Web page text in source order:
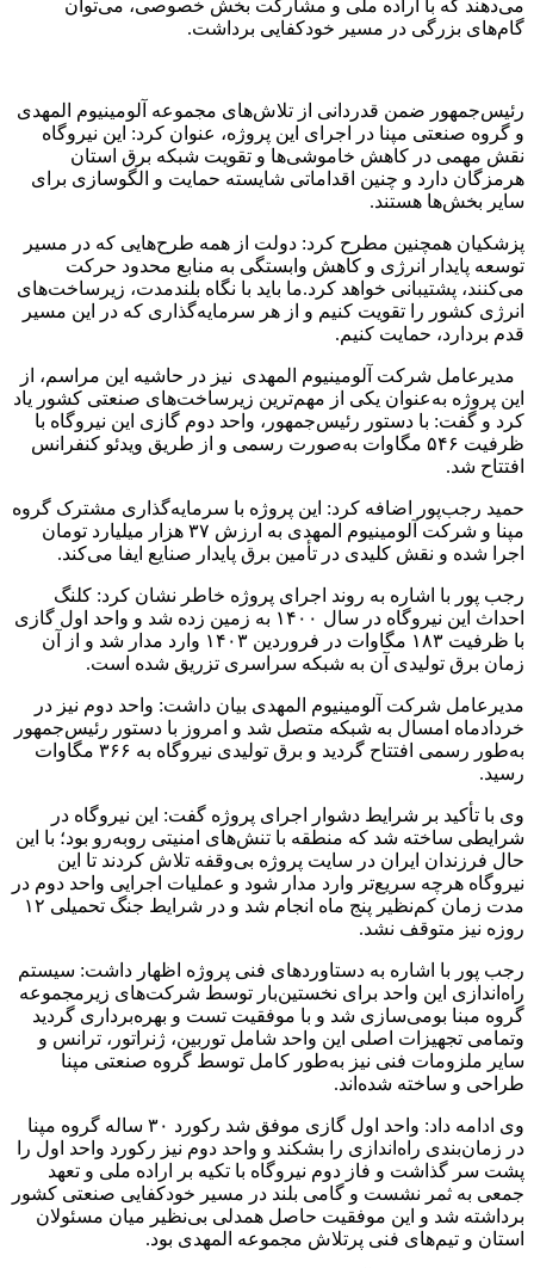
می‌دهند که با اراده ملی و مشارکت بخش خصوصی، می‌توان
گام‌های بزرگی در مسیر خودکفایی برداشت.
رئیس‌جمهور ضمن قدردانی از تلاش‌های مجموعه آلومینیوم المهدی
و گروه صنعتی مپنا در اجرای این پروژه، عنوان کرد: این نیروگاه
نقش مهمی در کاهش خاموشی‌ها و تقویت شبکه برق استان
هرمزگان دارد و چنین اقداماتی شایسته حمایت و الگوسازی برای
سایر بخش‌ها هستند.
پزشکیان همچنین مطرح کرد: دولت از همه طرح‌هایی که در مسیر
توسعه پایدار انرژی و کاهش وابستگی به منابع محدود حرکت
می‌کنند، پشتیبانی خواهد کرد.ما باید با نگاه بلندمدت، زیرساخت‌های
انرژی کشور را تقویت کنیم و از هر سرمایه‌گذاری که در این مسیر
قدم بردارد، حمایت کنیم.
مدیرعامل شرکت آلومینیوم المهدی نیز در حاشیه این مراسم، از
این پروژه به‌عنوان یکی از مهم‌ترین زیرساخت‌های صنعتی کشور یاد
کرد و گفت: با دستور رئیس‌جمهور، واحد دوم گازی این نیروگاه با
ظرفیت ۵۴۶ مگاوات به‌صورت رسمی و از طریق ویدئو کنفرانس
افتتاح شد.
حمید رجب‌پور اضافه کرد: این پروژه با سرمایه‌گذاری مشترک گروه
مپنا و شرکت آلومینیوم المهدی به ارزش ۳۷ هزار میلیارد تومان
اجرا شده و نقش کلیدی در تأمین برق پایدار صنایع ایفا می‌کند.
رجب پور با اشاره به روند اجرای پروژه خاطر نشان کرد: کلنگ
احداث این نیروگاه در سال ۱۴۰۰ به زمین زده شد و واحد اول گازی
با ظرفیت ۱۸۳ مگاوات در فروردین ۱۴۰۳ وارد مدار شد و از آن
زمان برق تولیدی آن به شبکه سراسری تزریق شده است.
مدیرعامل شرکت آلومینیوم المهدی بیان داشت: واحد دوم نیز در
خردادماه امسال به شبکه متصل شد و امروز با دستور رئیس‌جمهور
به‌طور رسمی افتتاح گردید و برق تولیدی نیروگاه به ۳۶۶ مگاوات
رسید.
وی با تأکید بر شرایط دشوار اجرای پروژه گفت: این نیروگاه در
شرایطی ساخته شد که منطقه با تنش‌های امنیتی روبه‌رو بود؛ با این
حال فرزندان ایران در سایت پروژه بی‌وقفه تلاش کردند تا این
نیروگاه هرچه سریع‌تر وارد مدار شود و عملیات اجرایی واحد دوم در
مدت زمان کم‌نظیر پنج ماه انجام شد و در شرایط جنگ تحمیلی ۱۲
روزه نیز متوقف نشد.
رجب پور با اشاره به دستاوردهای فنی پروژه اظهار داشت: سیستم
راه‌اندازی این واحد برای نخستین‌بار توسط شرکت‌های زیرمجموعه
گروه مبنا بومی‌سازی شد و با موفقیت تست و بهره‌برداری گردید
وتمامی تجهیزات اصلی این واحد شامل توربین، ژنراتور، ترانس و
سایر ملزومات فنی نیز به‌طور کامل توسط گروه صنعتی مپنا
طراحی و ساخته شده‌اند.
وی ادامه داد: واحد اول گازی موفق شد رکورد ۳۰ ساله گروه مپنا
در زمان‌بندی راه‌اندازی را بشکند و واحد دوم نیز رکورد واحد اول را
پشت سر گذاشت و فاز دوم نیروگاه با تکیه بر اراده ملی و تعهد
جمعی به ثمر نشست و گامی بلند در مسیر خودکفایی صنعتی کشور
برداشته شد و این موفقیت حاصل همدلی بی‌نظیر میان مسئولان
استان و تیم‌های فنی پرتلاش مجموعه المهدی بود.